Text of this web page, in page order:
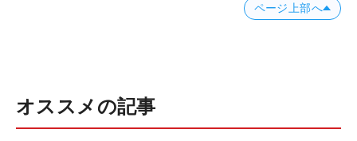
ページ上部へ
オススメの記事